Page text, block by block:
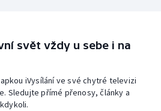
svět vždy u sebe i na
iVysílání ve své chytré televizi
Sledujte přímé přenosy, články a